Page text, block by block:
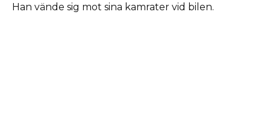
Han vände sig mot sina kamrater vid bilen.